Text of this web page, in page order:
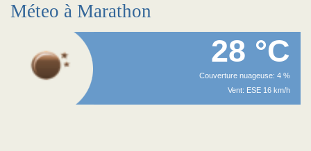
Méteo à Marathon
28 °C
Couverture nuageuse: 4 %
Vent: ESE 16 km/h